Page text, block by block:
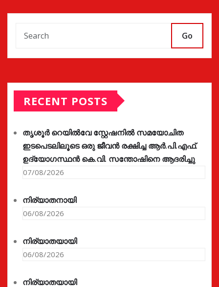
Go
RECENT POSTS
തൃശൂർ റെയിൽവേ സ്റ്റേഷനിൽ സമയോചിത
ഇടപെടലിലൂടെ ഒരു ജീവൻ രക്ഷിച്ച ആർ.പി.എഫ്.
ഉദ്യോഗസ്ഥൻ കെ.വി. സന്തോഷിനെ ആദരിച്ചു
07/08/2026
നിര്യാതനായി
06/08/2026
നിര്യാതയായി
06/08/2026
നിര്യാതയായി